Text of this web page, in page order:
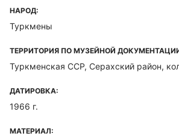
НАРОД:
Туркмены
ТЕРРИТОРИЯ ПО МУЗЕЙНОЙ
Туркменская ССР, Серахский район,
ДАТИРОВКА:
1966 г.
МАТЕРИАЛ: